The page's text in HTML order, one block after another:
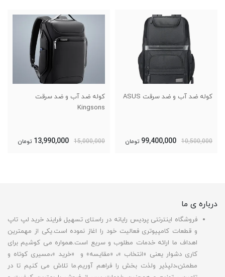
کوله ضد آب و ضد سرقت ASUS
10,500,000
99,400,000 تومان
کوله ضد آب و ضد سرقت
Kingsons
15,000,000
13,990,000 تومان
درباره ی ما
فروشگاه اینترنتی پردیس رایانه در راستای تسهیل فرایند خرید لپ تاپ
و قطعات کامپیوتری فعالیت خود را اغاز نموده است.یکی از مهمترین
اهداف ما ارائه خدمات مطلوب و سریع است.همواره می کوشیم برای
کاری دشوار یعنی «انتخاب »، «مقایسه» و «خرید »،مسیری کوتاه و
مطمئن،دلپذیر ولذت بخش را فراهم آوریم.ما تلاش می کنیم تا در